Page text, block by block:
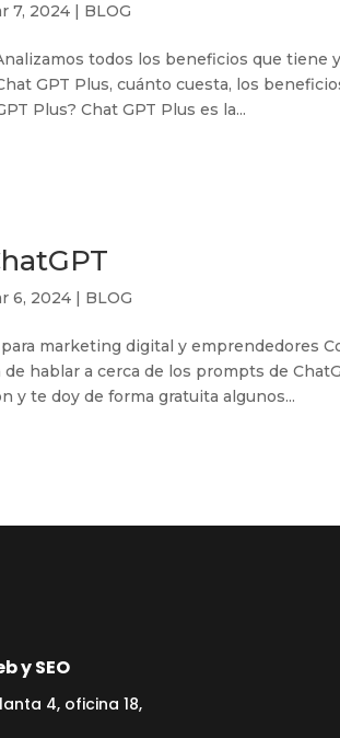
7, 2024 | BLOG
todos los beneficios que
GPT Plus, cuánto cuesta, los
Plus? Chat GPT Plus es la...
6, 2024 | BLOG
marketing digital y emprendedores
hablar a cerca de los prompts de
y te doy de forma gratuita algunos...
y SEO
4, oficina 18,